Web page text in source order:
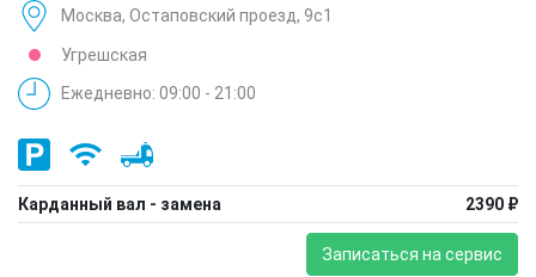
Москва, Остаповский проезд, 9с1
Угрешская
Ежедневно: 09:00 - 21:00
Карданный вал - замена 2390 ₽
Записаться на сервис